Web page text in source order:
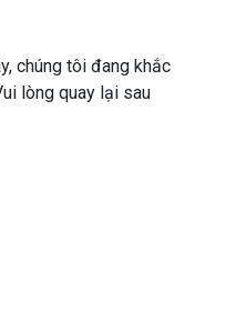
chúng tôi đang khắc
lòng quay lại sau